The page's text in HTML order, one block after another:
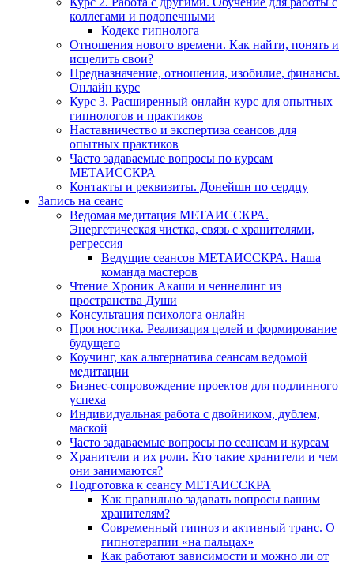
коллегами и подопечными
Кодекс гипнолога
Отношения нового времени. Как найти, понять и
исцелить свои?
Предназначение, отношения, изобилие, финансы.
Онлайн курс
Курс 3. Расширенный онлайн курс для опытных
гипнологов и практиков
Наставничество и экспертиза сеансов для
опытных практиков
Часто задаваемые вопросы по курсам
МЕТАИССКРА
Контакты и реквизиты. Донейшн по сердцу
Запись на сеанс
Ведомая медитация МЕТАИССКРА.
Энергетическая чистка, связь с хранителями,
регрессия
Ведущие сеансов МЕТАИССКРА. Наша
команда мастеров
Чтение Хроник Акаши и ченнелинг из
пространства Души
Консультация психолога онлайн
Прогностика. Реализация целей и формирование
будущего
Коучинг, как альтернатива сеансам ведомой
медитации
Бизнес-сопровождение проектов для подлинного
успеха
Индивидуальная работа с двойником, дублем,
маской
Часто задаваемые вопросы по сеансам и курсам
Хранители и их роли. Кто такие хранители и чем
они занимаются?
Подготовка к сеансу МЕТАИССКРА
Как правильно задавать вопросы вашим
хранителям?
Современный гипноз и активный транс. О
гипнотерапии «на пальцах»
Как работают зависимости и можно ли от